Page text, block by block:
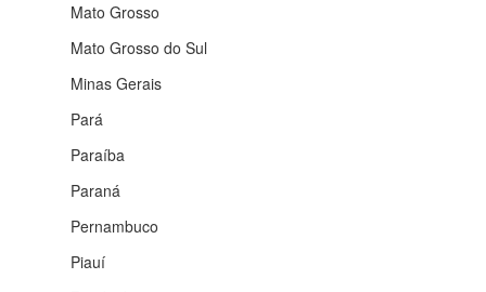
Mato Grosso
Mato Grosso do Sul
Minas Gerais
Pará
Paraíba
Paraná
Pernambuco
Piauí